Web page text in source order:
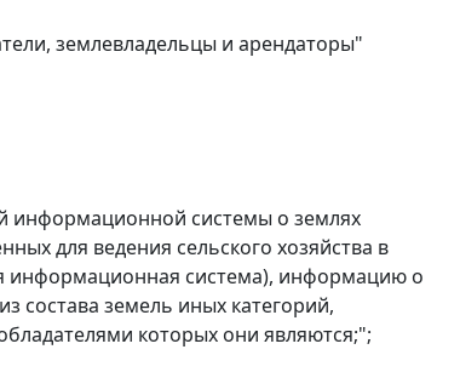
землевладельцы и арендаторы"
информационной системы о землях
для ведения сельского хозяйства в
информационная система), информацию о
состава земель иных категорий,
которых они являются;";